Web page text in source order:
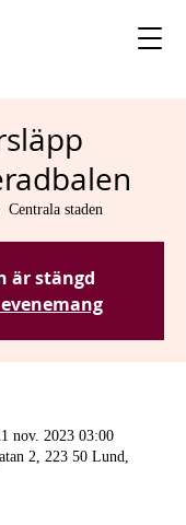
Centrala staden
är stängd
nov. 2023 03:00
2, 223 50 Lund,